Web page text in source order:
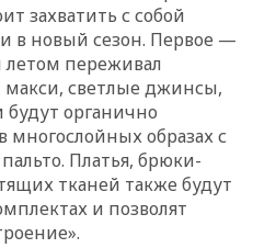
захватить с собой
в новый сезон. Первое —
переживал
светлые джинсы,
органично
многослойных образах с
Платья, брюки-
тканей также будут
и позволят